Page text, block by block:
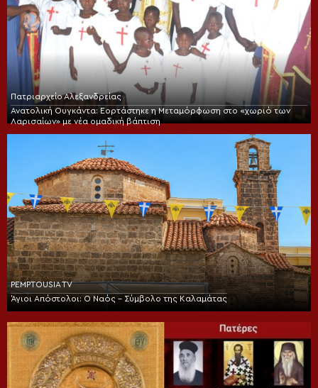
Πατριαρχείο Αλεξανδρείας
Ανατολική Ουγκάντα: Εορτάστηκε η Μεταμόρφωση στο «χωριό των
Λαρισαίων» με νέα ομαδική βάπτιση
PEMPTOUSIA TV
Άγιοι Απόστολοι: Ο Ναός – Σύμβολο της Καλαμάτας